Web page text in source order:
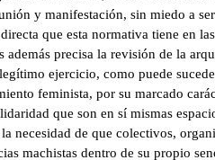
y manifestación, sin miedo a ser
que esta normativa tiene en
precisa la revisión de la
ejercicio, como puede
feminista, por su marcado
que son en sí mismas
necesidad de que colectivos,
machistas dentro de su propio